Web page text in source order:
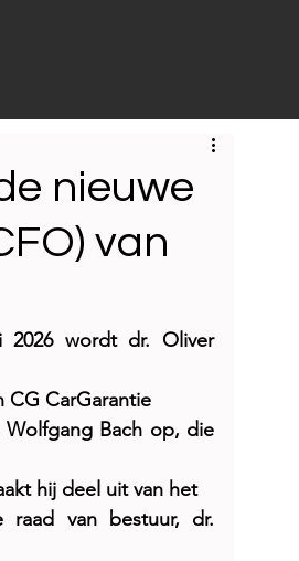
nieuwe
van
2026 wordt dr. Oliver
CG CarGarantie
Wolfgang Bach op, die
hij deel uit van het
raad van bestuur, dr.